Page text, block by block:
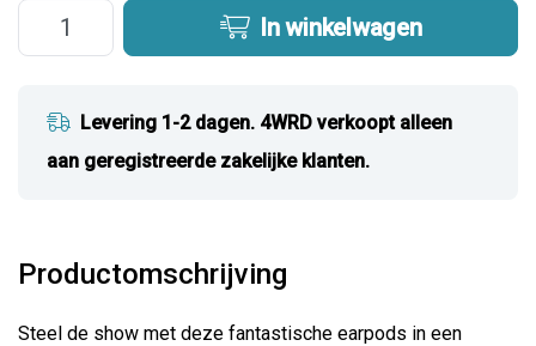
In winkelwagen
Levering 1-2 dagen. 4WRD verkoopt alleen
aan geregistreerde zakelijke klanten.
Productomschrijving
Steel de show met deze fantastische earpods in een